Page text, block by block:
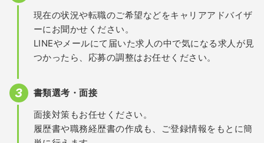
現在の状況や転職のご希望などをキャリアアドバイザ
ーにお聞かせください。
LINEやメールにて届いた求人の中で気になる求人が見
つかったら、応募の調整はお任せください。
書類選考・面接
面接対策もお任せください。
履歴書や職務経歴書の作成も、ご登録情報をもとに簡